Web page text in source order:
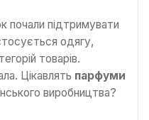
почали підтримувати
одягу,
товарів.
Цікавлять парфуми
виробництва?